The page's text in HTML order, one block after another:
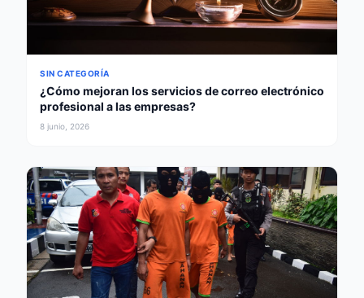
SIN CATEGORÍA
¿Cómo mejoran los servicios de correo electrónico
profesional a las empresas?
8 junio, 2026